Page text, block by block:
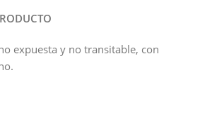
expuesta y no transitable, con